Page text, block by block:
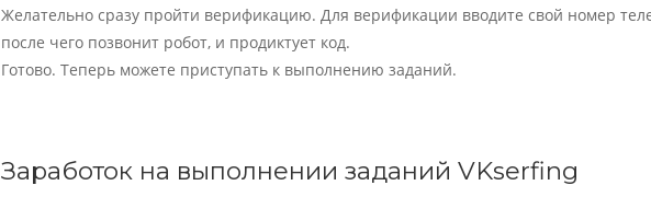
Желательно сразу пройти верификацию. Для верификации вводите свой номер
после чего позвонит робот, и продиктует код.
Готово. Теперь можете приступать к выполнению заданий.
Заработок на выполнении заданий VKserfing